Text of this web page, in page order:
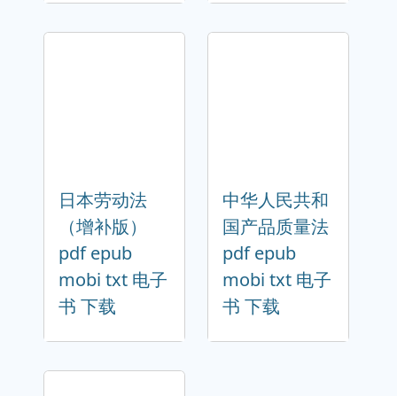
日本劳动法
（增补版）
pdf epub
mobi txt 电子
书 下载
中华人民共和
国产品质量法
pdf epub
mobi txt 电子
书 下载